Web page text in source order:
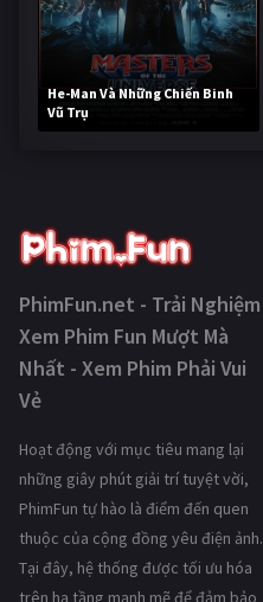
He-Man Và Những Chiến Binh
Vũ Trụ
234,851 lượt xem
PhimFun.net - Trải Nghiệm
Xem Phim Fun Mượt Mà
Nhất - Xem Phim Phải Vui
Vẻ
Hoạt động với mục tiêu mang lại
những giây phút giải trí tuyệt vời,
PhimFun tự hào là điểm đến quen
thuộc của cộng đồng yêu điện ảnh.
Tại đây, hệ thống được tối ưu hóa
trên hạ tầng mạnh mẽ để đảm bảo